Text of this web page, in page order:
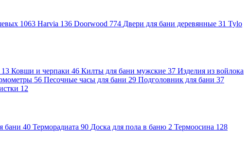
1063 Harvia 136 Doorwood 774 Двери для бани деревянные 31 Tylo
13 Ковши и черпаки 46 Килты для бани мужские 37 Изделия из войлока
56 Песочные часы для бани 29 Подголовник для бани 37
12
бани 40 Терморадиата 90 Доска для пола в баню 2 Термоосина 128